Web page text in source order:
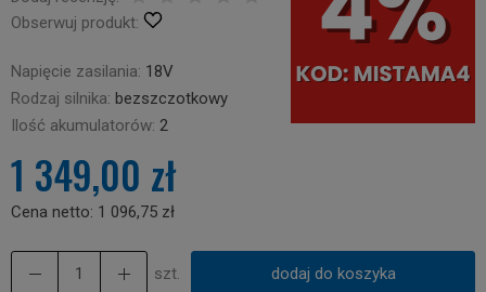
Obserwuj produkt:
Napięcie zasilania: 18V
Rodzaj silnika: bezszczotkowy
Ilość akumulatorów: 2
1 349,00 zł
Cena netto: 1 096,75 zł
szt. dodaj do koszyka